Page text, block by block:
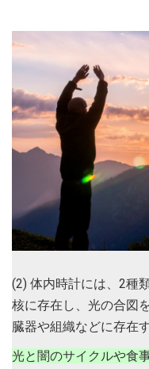
(2) 体内時計には、2種
核に存在し、光の合図
臓器や組織などに存在
光と闇のサイクルや食